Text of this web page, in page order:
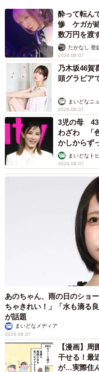
酔って転ん
惨 ケガが
数万円を渡
たかなし 亜
2026.08.07
乃木坂46
頭グラビア
まいどなニ
2026.08.07
3児の母 43
わざわ 「
かしからず
まいどなト
2026.08.07
あのちゃん、雨の日のショ
ちゃきれい！」「水も滴る
が話題
まいどなメディア
2026.08.07
【漫画】
干せる！最
が…実際住